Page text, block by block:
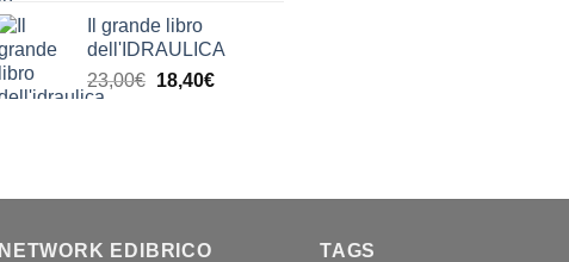
da
9,99€
Il grande libro
dell'IDRAULICA
23,00€ Il
18,40€Il
NETWORK EDIBRICO TAGS